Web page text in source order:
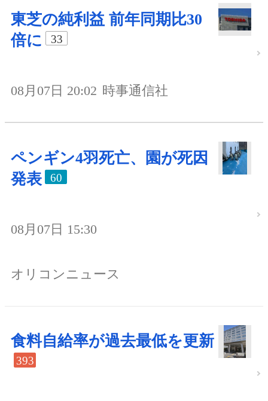
東芝の純利益 前年同期比30
倍に
33
08月07日 20:02 時事通信社
ペンギン4羽死亡、園が死因
発表
60
08月07日 15:30
オリコンニュース
食料自給率が過去最低を更新
393